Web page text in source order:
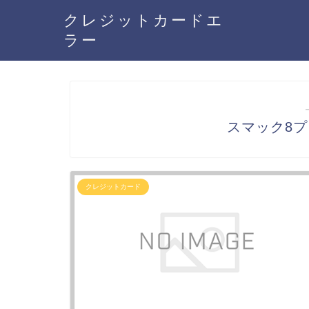
クレジットカードエ
ラー
スマック8
クレジットカード